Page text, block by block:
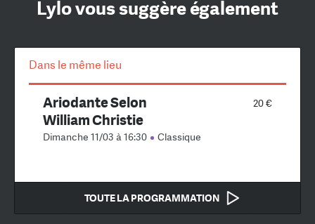
Lylo vous suggère également
Dans le même lieu
20 €
Ariodante Selon
William Christie
Dimanche 11/03 à 16:30 Classique
TOUTE LA PROGRAMMATION